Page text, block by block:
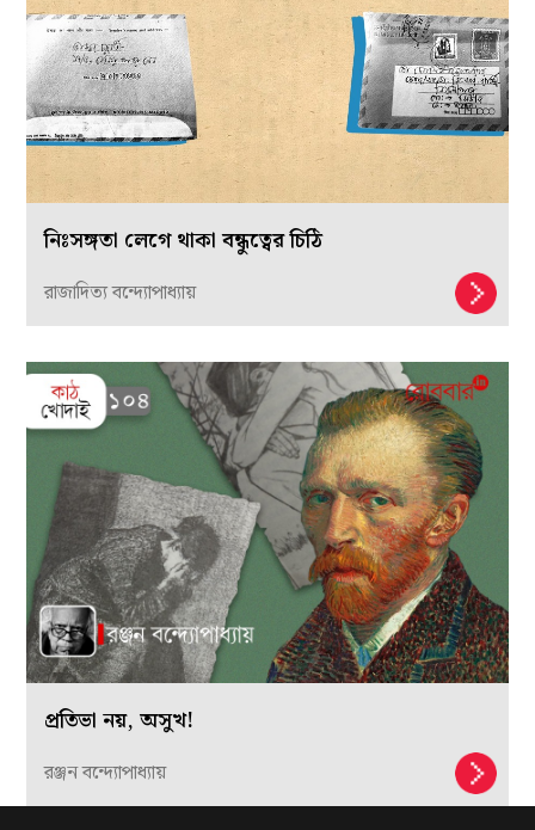
নিঃসঙ্গতা লেগে থাকা বন্ধুত্বের চিঠি
রাজাদিত্য বন্দ্যোপাধ্যায়
প্রতিভা নয়, অসুখ!
রঞ্জন বন্দ্যোপাধ্যায়